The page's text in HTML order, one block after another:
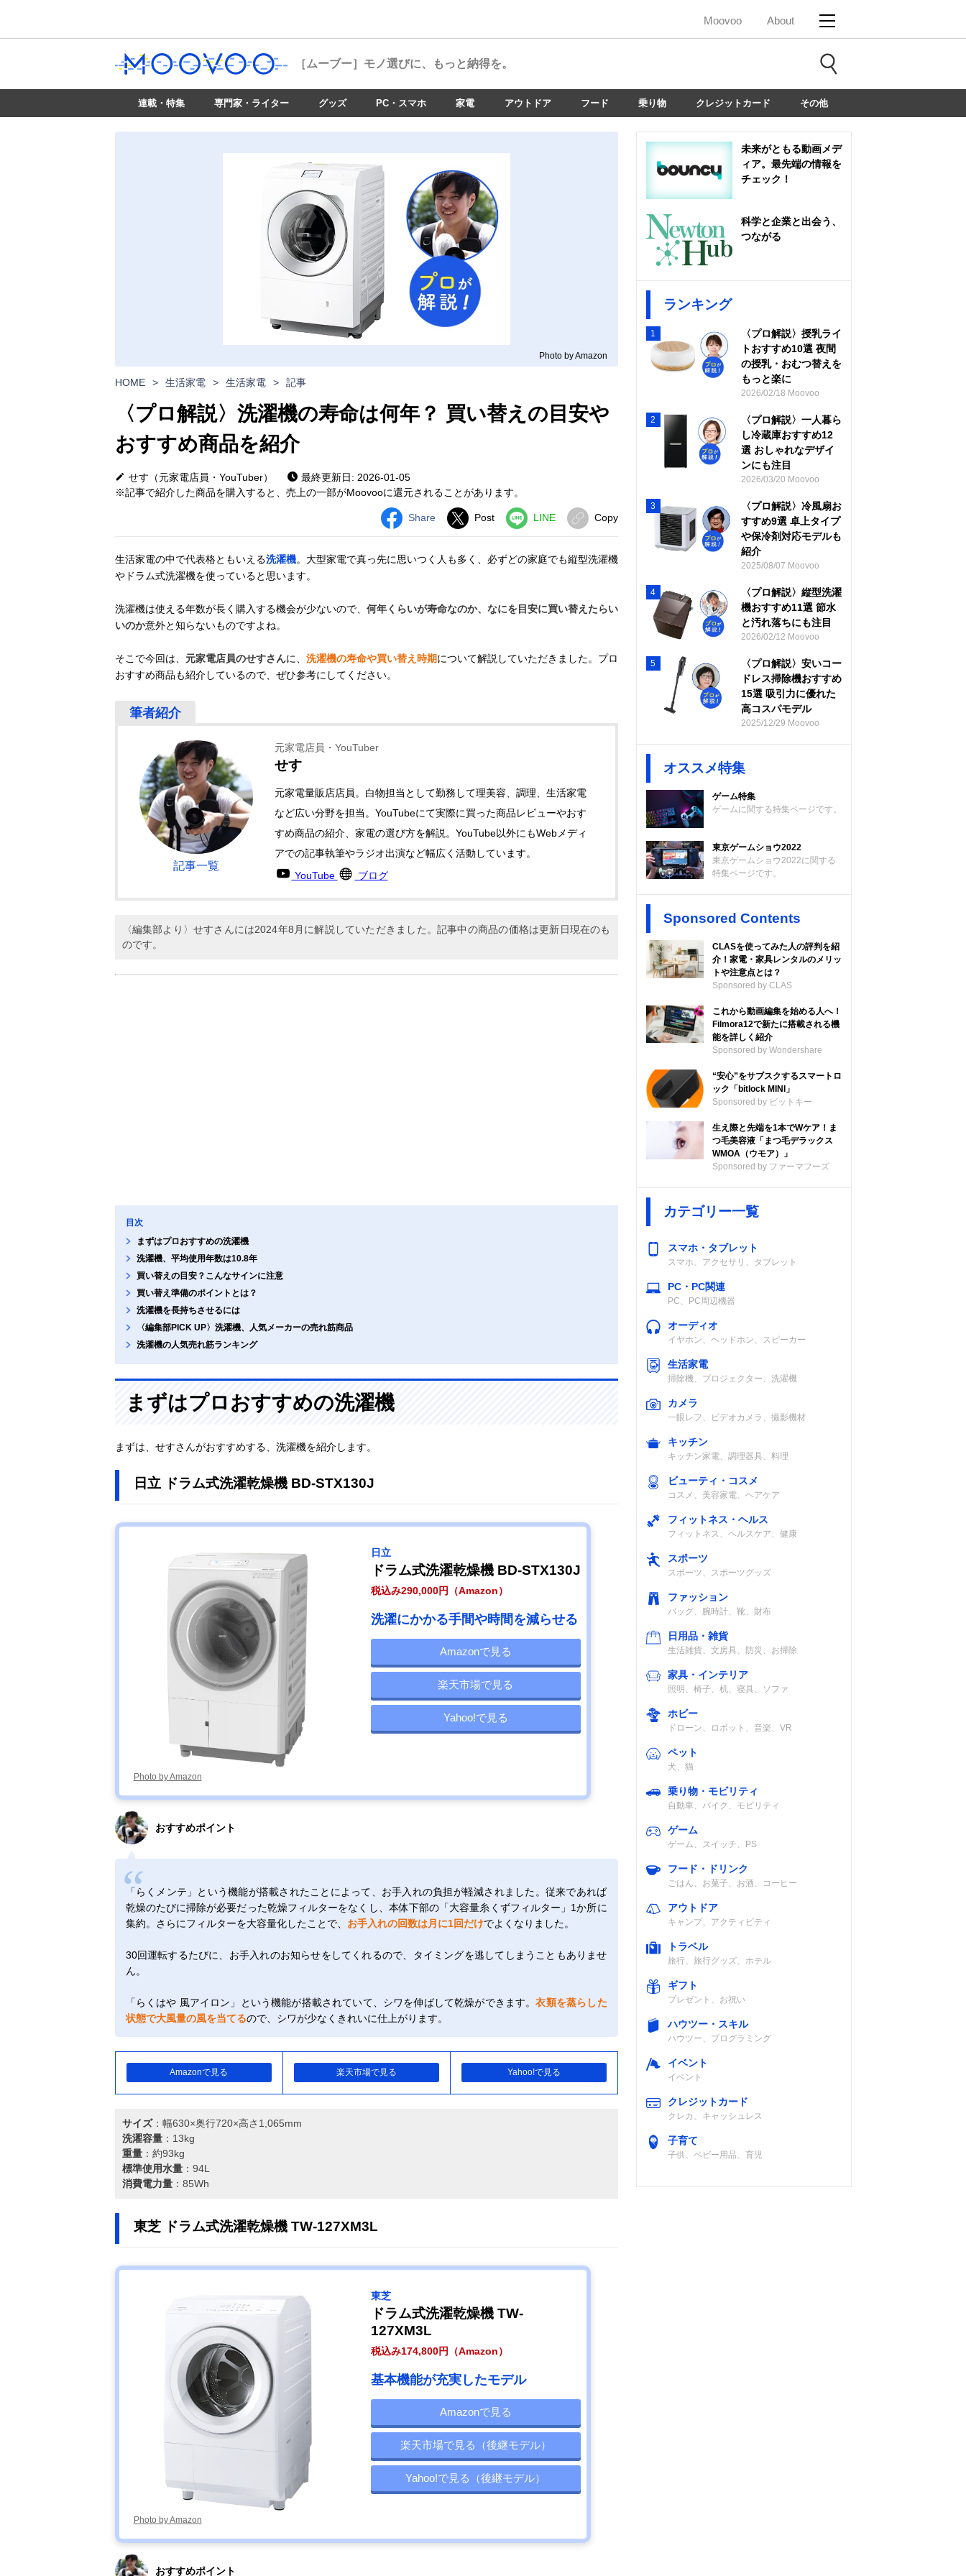
Moovoo About
［ムーブー］ モノ選びに、もっと納得を。
連載・特集 専門家・ライター グッズ PC・スマホ 家電 アウトドア フード 乗り物 クレジットカード その他
Photo by Amazon
HOME > 生活家電 > 生活家電 > 記事
〈プロ解説〉洗濯機の寿命は何年？ 買い替えの目安や
おすすめ商品を紹介
せす（元家電店員・YouTuber）
最終更新日: 2026-01-05
※記事で紹介した商品を購入すると、売上の一部がMoovooに還元されることがあります。
Share Post LINE Copy
生活家電の中で代表格ともいえる洗濯機。大型家電で真っ先に思いつく人も多く、必ずどの家庭でも縦型洗濯機
やドラム式洗濯機を使っていると思います。
洗濯機は使える年数が長く購入する機会が少ないので、 何年くらいが寿命なのか、なにを目安に買い替えたらい
いのか意外と知らないものですよね。
そこで今回は、 元家電店員のせすさんに、 洗濯機の寿命や買い替え時期について解説していただきました。プロ
おすすめ商品も紹介しているので、ぜひ参考にしてください。
記事一覧
元家電店員・YouTuber
せす
元家電量販店店員。白物担当として勤務して理美容、調理、生活家電
など広い分野を担当。YouTubeにて実際に買った商品レビューやおす
すめ商品の紹介、家電の選び方を解説。YouTube以外にもWebメディ
アでの記事執筆やラジオ出演など幅広く活動しています。
YouTube
ブログ
〈編集部より〉せすさんには2024年8月に解説していただきました。記事中の商品の価格は更新日現在のも
のです。
目次
まずはプロおすすめの洗濯機
洗濯機、平均使用年数は10.8年
買い替えの目安？こんなサインに注意
買い替え準備のポイントとは？
洗濯機を長持ちさせるには
〈編集部PICK UP〉洗濯機、人気メーカーの売れ筋商品
洗濯機の人気売れ筋ランキング
まずはプロおすすめの洗濯機
まずは、せすさんがおすすめする、洗濯機を紹介します。
日立 ドラム式洗濯乾燥機 BD-STX130J
Photo by Amazon
日立
ドラム式洗濯乾燥機 BD-STX130J
税込み290,000円（Amazon）
洗濯にかかる手間や時間を減らせる
Amazonで見る
楽天市場で見る
Yahoo!で見る
おすすめポイント
「らくメンテ」という機能が搭載されたことによって、お手入れの負担が軽減されました。従来であれば
乾燥のたびに掃除が必要だった乾燥フィルターをなくし、本体下部の「大容量糸くずフィルター」1か所に
集約。さらにフィルターを大容量化したことで、 お手入れの回数は月に1回だけでよくなりました。
30回運転するたびに、お手入れのお知らせをしてくれるので、タイミングを逃してしまうこともありませ
ん。
「らくはや 風アイロン」という機能が搭載されていて、シワを伸ばして乾燥ができます。衣類を蒸らした
状態で大風量の風を当てるので、シワが少なくきれいに仕上がります。
Amazonで見る 楽天市場で見る Yahoo!で見る
サイズ：幅630×奥行720×高さ1,065mm
洗濯容量：13kg
重量：約93kg
標準使用水量：94L
消費電力量：85Wh
東芝 ドラム式洗濯乾燥機 TW-127XM3L
Photo by Amazon
東芝
ドラム式洗濯乾燥機 TW-
127XM3L
税込み174,800円（Amazon）
基本機能が充実したモデル
Amazonで見る
楽天市場で見る（後継モデル）
Yahoo!で見る（後継モデル）
おすすめポイント
未来がともる動画メデ
ィア。最先端の情報を
チェック！
科学と企業と出会う、
つながる
ランキング
1
〈プロ解説〉授乳ライ
トおすすめ10選 夜間
の授乳・おむつ替えを
もっと楽に
2026/02/18 Moovoo
2
〈プロ解説〉一人暮ら
し冷蔵庫おすすめ12
選 おしゃれなデザイ
ンにも注目
2026/03/20 Moovoo
3
〈プロ解説〉冷風扇お
すすめ9選 卓上タイプ
や保冷剤対応モデルも
紹介
2025/08/07 Moovoo
4
〈プロ解説〉縦型洗濯
機おすすめ11選 節水
と汚れ落ちにも注目
2026/02/12 Moovoo
5
〈プロ解説〉安いコー
ドレス掃除機おすすめ
15選 吸引力に優れた
高コスパモデル
2025/12/29 Moovoo
オススメ特集
ゲーム特集
ゲームに関する特集ページです。
東京ゲームショウ2022
東京ゲームショウ2022に関する
特集ページです。
Sponsored Contents
CLASを使ってみた人の評判を紹
介！家電・家具レンタルのメリッ
トや注意点とは？
Sponsored by CLAS
これから動画編集を始める人へ！
Filmora12で新たに搭載される機
能を詳しく紹介
Sponsored by Wondershare
“安心”をサブスクするスマートロ
ック「bitlock MINI」
Sponsored by ビットキー
生え際と先端を1本でWケア！ま
つ毛美容液「まつ毛デラックス
WMOA（ウモア）」
Sponsored by ファーマフーズ
カテゴリー一覧
スマホ・タブレット
スマホ、アクセサリ、タブレット
PC・PC関連
PC、PC周辺機器
オーディオ
イヤホン、ヘッドホン、スピーカー
生活家電
掃除機、プロジェクター、洗濯機
カメラ
一眼レフ、ビデオカメラ、撮影機材
キッチン
キッチン家電、調理器具、料理
ビューティ・コスメ
コスメ、美容家電、ヘアケア
フィットネス・ヘルス
フィットネス、ヘルスケア、健康
スポーツ
スポーツ、スポーツグッズ
ファッション
バッグ、腕時計、靴、財布
日用品・雑貨
生活雑貨、文房具、防災、お掃除
家具・インテリア
照明、椅子、机、寝具、ソファ
ホビー
ドローン、ロボット、音楽、VR
ペット
犬、猫
乗り物・モビリティ
自動車、バイク、モビリティ
ゲーム
ゲーム、スイッチ、PS
フード・ドリンク
ごはん、お菓子、お酒、コーヒー
アウトドア
キャンプ、アクティビティ
トラベル
旅行、旅行グッズ、ホテル
ギフト
プレゼント、お祝い
ハウツー・スキル
ハウツー、プログラミング
イベント
イベント
クレジットカード
クレカ、キャッシュレス
子育て
子供、ベビー用品、育児